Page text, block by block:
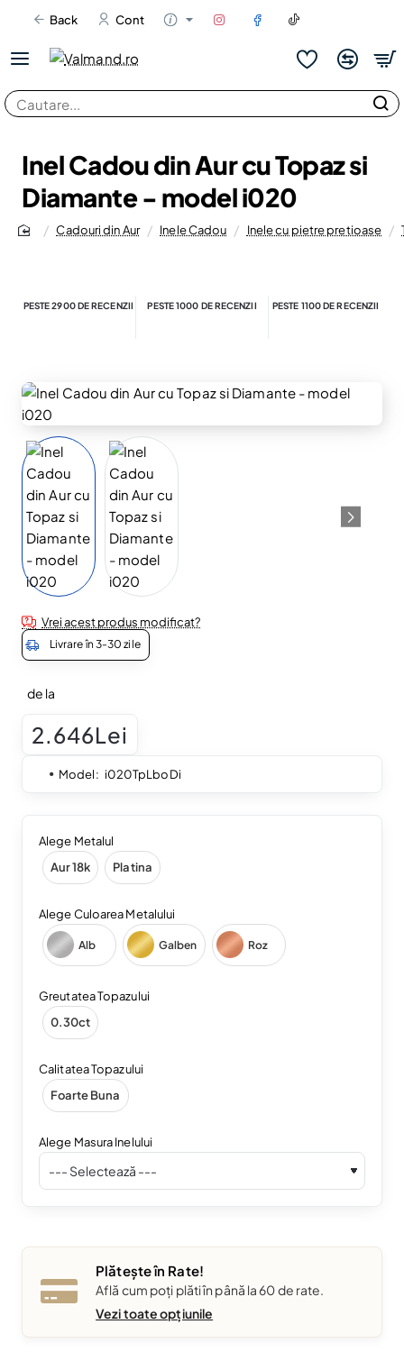
Back Cont
Cautare...
Inel Cadou din Aur cu Topaz si
Diamante - model i020
Cadouri din Aur Inele Cadou Inele cu pietre pretioase
PESTE 2900 DE RECENZII PESTE 1000 DE RECENZII PESTE 1100 DE RECENZII
Vrei acest produs modificat?
Livrare în 3-30 zile
de la
2.646Lei
Model: i020TpLboDi
Alege Metalul
Aur 18k
Platina
Alege Culoarea Metalului
Alb Galben Roz
Greutatea Topazului
0.30ct
Calitatea Topazului
Foarte Buna
Alege Masura Inelului
Plătește în Rate!
Află cum poți plăti în până la 60 de rate.
Vezi toate opțiunile